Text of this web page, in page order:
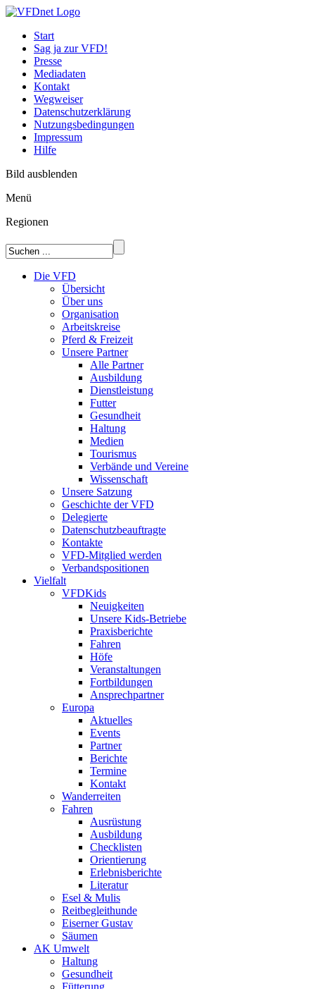
Start
Sag ja zur VFD!
Presse
Mediadaten
Kontakt
Wegweiser
Datenschutzerklärung
Nutzungsbedingungen
Impressum
Hilfe
Bild ausblenden
Menü
Regionen
Die VFD
Übersicht
Über uns
Organisation
Arbeitskreise
Pferd & Freizeit
Unsere Partner
Alle Partner
Ausbildung
Dienstleistung
Futter
Gesundheit
Haltung
Medien
Tourismus
Verbände und Vereine
Wissenschaft
Unsere Satzung
Geschichte der VFD
Delegierte
Datenschutzbeauftragte
Kontakte
VFD-Mitglied werden
Verbandspositionen
Vielfalt
VFDKids
Neuigkeiten
Unsere Kids-Betriebe
Praxisberichte
Fahren
Höfe
Veranstaltungen
Fortbildungen
Ansprechpartner
Europa
Aktuelles
Events
Partner
Berichte
Termine
Kontakt
Wanderreiten
Fahren
Ausrüstung
Ausbildung
Checklisten
Orientierung
Erlebnisberichte
Literatur
Esel & Mulis
Reitbegleithunde
Eiserner Gustav
Säumen
AK Umwelt
Haltung
Gesundheit
Fütterung